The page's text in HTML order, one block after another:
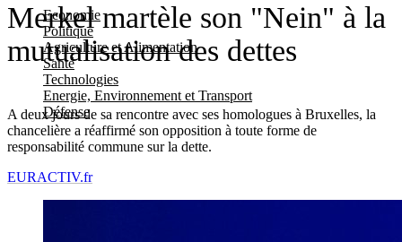
Economie
Politique
Agriculture et Alimentation
Santé
Technologies
Energie, Environnement et Transport
Défense
Merkel martèle son "Nein" à la
mutualisation des dettes
A deux jours de sa rencontre avec ses homologues à Bruxelles, la
chancelière a réaffirmé son opposition à toute forme de
responsabilité commune sur la dette.
EURACTIV.fr